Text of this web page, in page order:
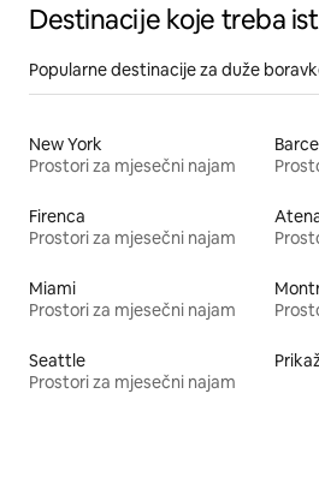
Destinacije koje treba
Popularne destinacije za duže
New York
Prostori za mjesečni najam
Firenca
Prostori za mjesečni najam
Miami
Prostori za mjesečni najam
Seattle
Prostori za mjesečni najam